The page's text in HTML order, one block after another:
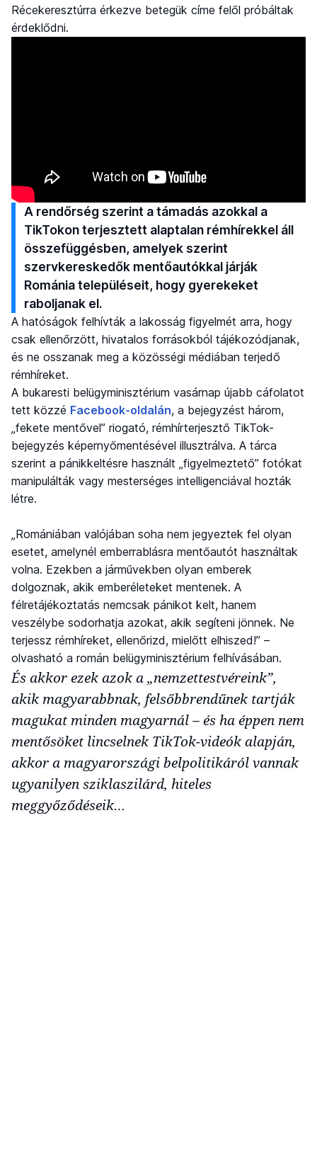
Récekeresztúrra érkezve betegük címe felől próbáltak
érdeklődni.
A rendőrség szerint a támadás azokkal a
TikTokon terjesztett alaptalan rémhírekkel áll
összefüggésben, amelyek szerint
szervkereskedők mentőautókkal járják
Románia településeit, hogy gyerekeket
raboljanak el.
A hatóságok felhívták a lakosság figyelmét arra, hogy
csak ellenőrzött, hivatalos forrásokból tájékozódjanak,
és ne osszanak meg a közösségi médiában terjedő
rémhíreket.
A bukaresti belügyminisztérium vasárnap újabb cáfolatot
tett közzé Facebook-oldalán, a bejegyzést három,
„fekete mentővel” riogató, rémhírterjesztő TikTok-
bejegyzés képernyőmentésével illusztrálva. A tárca
szerint a pánikkeltésre használt „figyelmeztető” fotókat
manipulálták vagy mesterséges intelligenciával hozták
létre.
„Romániában valójában soha nem jegyeztek fel olyan
esetet, amelynél emberrablásra mentőautót használtak
volna. Ezekben a járművekben olyan emberek
dolgoznak, akik emberéleteket mentenek. A
félretájékoztatás nemcsak pánikot kelt, hanem
veszélybe sodorhatja azokat, akik segíteni jönnek. Ne
terjessz rémhíreket, ellenőrizd, mielőtt elhiszed!” –
olvasható a román belügyminisztérium felhívásában.
És akkor ezek azok a „nemzettestvéreink”,
akik magyarabbnak, felsőbbrendűnek tartják
magukat minden magyarnál – és ha éppen nem
mentősöket lincselnek TikTok-videók alapján,
akkor a magyarországi belpolitikáról vannak
ugyanilyen sziklaszilárd, hiteles
meggyőződéseik…